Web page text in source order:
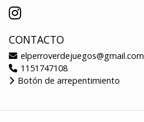
CONTACTO
elperroverdejuegos@gmail.com
1151747108
Botón de arrepentimiento